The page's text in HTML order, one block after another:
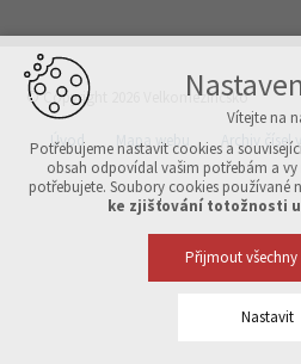
© Copyright 2026 Velkomeziříčsko
Úvod Mapa webu Archiv čísel
Vítejte na
Potřebujeme nastavit cookies a
obsah odpovídal vašim potřebám a
potřebujete. Soubory cookies používané
ke zjišťování totožnosti
Přijmout všechny
Nastavit